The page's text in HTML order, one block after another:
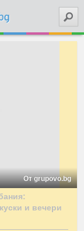
От grupovo.bg
и вечери